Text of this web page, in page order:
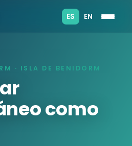
ES EN
· ISLA DE BENIDORM
como